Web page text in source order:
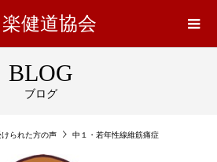
健道協会
BLOG
ブログ
られた方の声 中１・若年性線維筋痛症